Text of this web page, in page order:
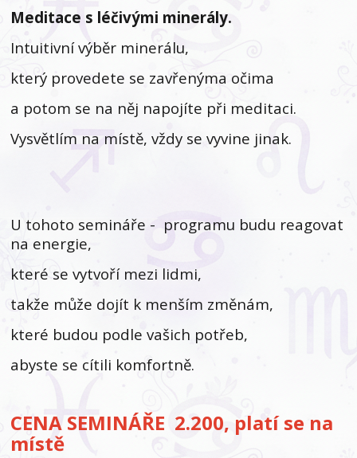
Meditace s léčivými minerály.
Intuitivní výběr minerálu,
který provedete se zavřenýma očima
a potom se na něj napojíte při meditaci.
Vysvětlím na místě, vždy se vyvine jinak.
U tohoto semináře - programu budu reagovat
na energie,
které se vytvoří mezi lidmi,
takže může dojít k menším změnám,
které budou podle vašich potřeb,
abyste se cítili komfortně.
CENA SEMINÁŘE 2.200, platí se na
místě